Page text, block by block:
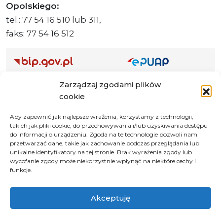
Zarządzaj zgodami plików
cookie
Aby zapewnić jak najlepsze wrażenia, korzystamy z technologii,
takich jak pliki cookie, do przechowywania i/lub uzyskiwania dostępu
do informacji o urządzeniu. Zgoda na te technologie pozwoli nam
przetwarzać dane, takie jak zachowanie podczas przeglądania lub
unikalne identyfikatory na tej stronie. Brak wyrażenia zgody lub
wycofanie zgody może niekorzystnie wpłynąć na niektóre cechy i
funkcje.
Akceptuję
Opolskiego:
tel.: 77 54 16 510 lub 311,
faks: 77 54 16 512
Adres ePUAP Urzędu: /q877fxtk55/SkrytkaESP
Adres do e-Doręczeń
Polityka prywatności
Klauzula informacyjna RODO